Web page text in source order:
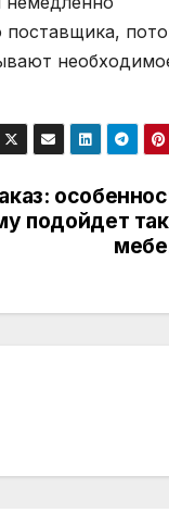
поставщика,
подойдет